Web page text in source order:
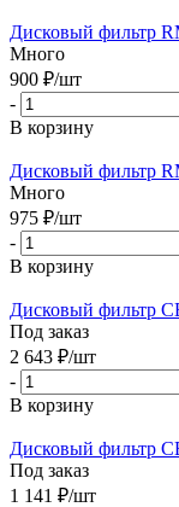
Дисковый фильтр
Много
900 ₽/шт
-
В корзину
Дисковый фильтр
Много
975 ₽/шт
-
В корзину
Дисковый фильтр
Под заказ
2 643 ₽/шт
-
В корзину
Дисковый фильтр
Под заказ
1 141 ₽/шт